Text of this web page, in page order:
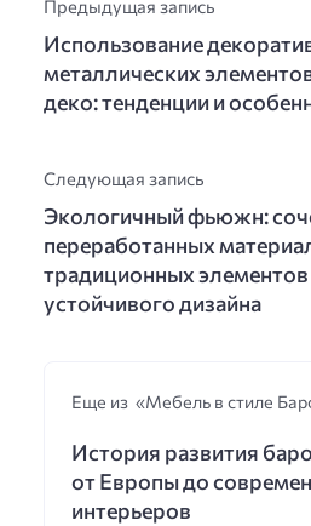
Предыдущая запись
Использование
металлических
деко: тенденции и
Следующая запись
Экологичный фьюжн:
переработанных
традиционных
устойчивого дизайна
Еще из «Мебель в стиле
История развития
от Европы до
интерьеров